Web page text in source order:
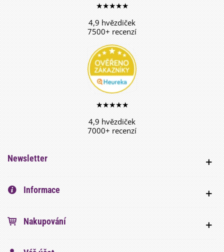
★★★★★
4,9 hvězdiček
7500+ recenzí
★★★★★
4,9 hvězdiček
7000+ recenzí
Newsletter
Informace
Nakupování